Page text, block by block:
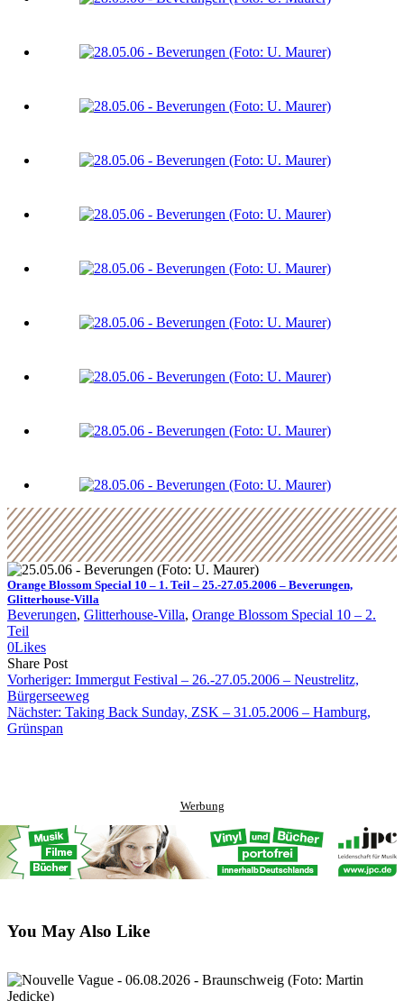
Orange Blossom Special 10 – 1. Teil – 25.-27.05.2006 – Beverungen,
Glitterhouse-Villa
Beverungen, Glitterhouse-Villa, Orange Blossom Special 10 – 2.
Teil
0Likes
Share PostShare
on
Facebook
Copy
URL
to
clipboard
Send
Link
via
eMail
Vorheriger: Immergut Festival – 26.-27.05.2006 – Neustrelitz,
Bürgerseeweg
Nächster: Taking Back Sunday, ZSK – 31.05.2006 – Hamburg,
Grünspan
Werbung
You May Also Like